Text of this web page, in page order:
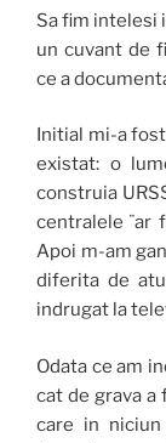
Sa fim intelesi
un cuvant de
ce a
Initial mi-a
existat: o
construia
centralele ¨ar
Apoi m-am
diferita de
indrugat la
Odata ce am
cat de grava
care in